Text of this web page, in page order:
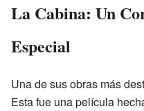
La Cabina: Un
Especial
Una de sus obras más
Esta fue una película